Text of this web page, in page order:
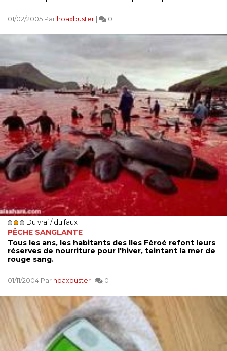
01/02/2005 Par hoaxbuster | 0
Du vrai / du faux
PÊCHE SANGLANTE
Tous les ans, les habitants des Iles Féroé refont leurs
réserves de nourriture pour l'hiver, teintant la mer de
rouge sang.
01/11/2004 Par hoaxbuster | 0